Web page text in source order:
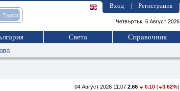
Вход Регистрация
Четвъртък, 6 Август 2026
Света Справочник
04 Август 2026 11:07 2.66 0.10 ( 3.62%)